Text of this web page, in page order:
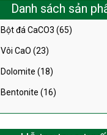
Danh sách sản
Bột đá CaCO3 (65)
Vôi CaO (23)
Dolomite (18)
Bentonite (16)